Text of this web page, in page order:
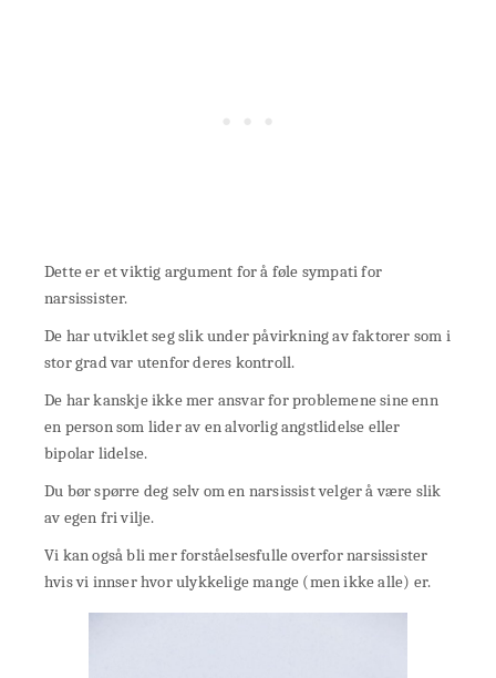
Dette er et viktig argument for å føle sympati for
narsissister.
De har utviklet seg slik under påvirkning av faktorer som i
stor grad var utenfor deres kontroll.
De har kanskje ikke mer ansvar for problemene sine enn
en person som lider av en alvorlig angstlidelse eller
bipolar lidelse.
Du bør spørre deg selv om en narsissist velger å være slik
av egen fri vilje.
Vi kan også bli mer forståelsesfulle overfor narsissister
hvis vi innser hvor ulykkelige mange (men ikke alle) er.